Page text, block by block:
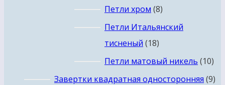
товаров
Петли хром 88
товаров
Петли Итальянский
тисненый 1818
товаров
Петли матовый никель 1010
Завертки квадратная односторонняя 99